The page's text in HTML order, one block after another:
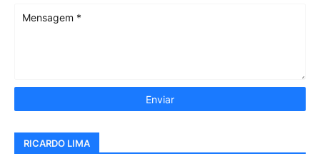
RICARDO LIMA